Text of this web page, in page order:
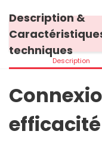
Description &
techniques
Description